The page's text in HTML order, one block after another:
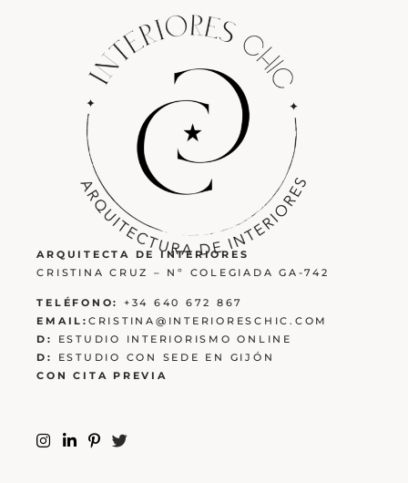
ARQUITECTA DE INTERIORES
CRISTINA CRUZ – Nº COLEGIADA GA-742
TELÉFONO:
+34 640 672 867
EMAIL: CRISTINA@INTERIORESCHIC.COM
D:
ESTUDIO INTERIORISMO ONLINE
D:
ESTUDIO CON SEDE EN GIJÓN
CON CITA PREVIA